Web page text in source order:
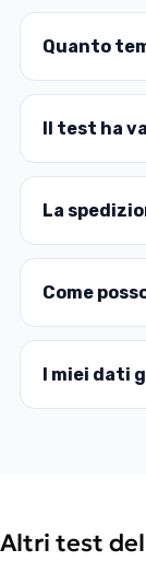
Quanto
Il test ha
La
Come
I miei dati
Altri test